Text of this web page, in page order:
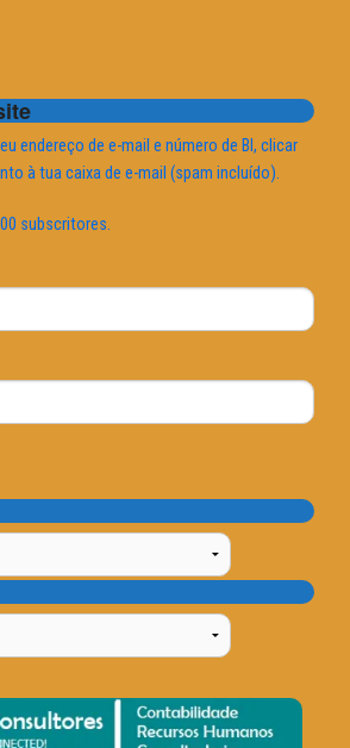
endereço de e-mail e número de BI, clicar
à tua caixa de e-mail (spam incluído).
subscritores.